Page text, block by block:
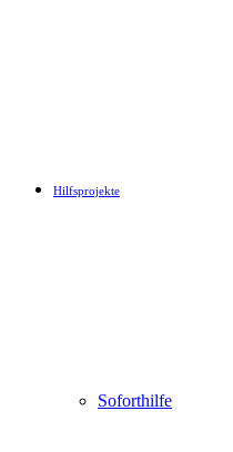
Hilfsprojekte
Soforthilfe